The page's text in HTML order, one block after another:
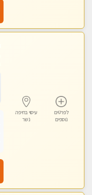
לפרטים
נוספים
עיסוי בחיפה
נשר